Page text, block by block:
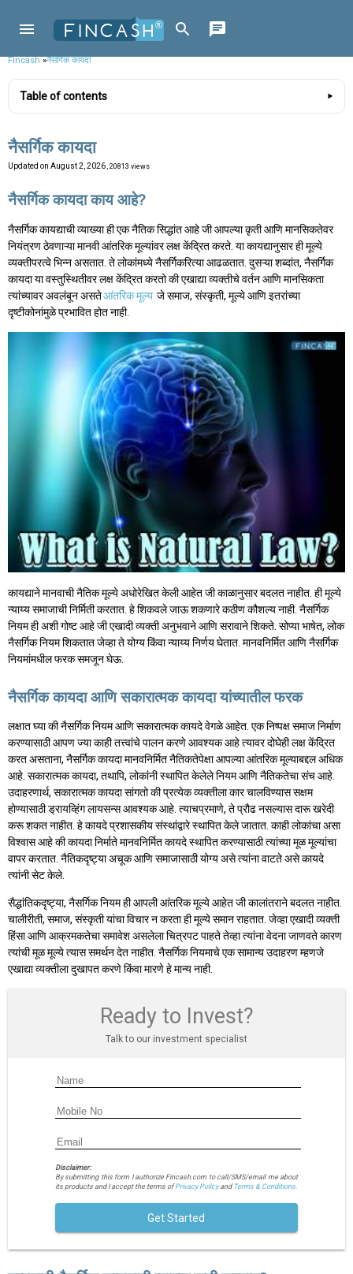
Fincash»नैसर्गिक कायदा
Table of contents
नैसर्गिक कायदा
Updated on August 2, 2026 , 20813 views
नैसर्गिक कायदा काय आहे?
नैसर्गिक कायद्याची व्याख्या ही एक नैतिक सिद्धांत आहे जी आपल्या कृती आणि मानसिकतेवर
नियंत्रण ठेवणाऱ्या मानवी आंतरिक मूल्यांवर लक्ष केंद्रित करते. या कायद्यानुसार ही मूल्ये
व्यक्तीपरत्वे भिन्न असतात. ते लोकांमध्ये नैसर्गिकरित्या आढळतात. दुसऱ्या शब्दांत, नैसर्गिक
कायदा या वस्तुस्थितीवर लक्ष केंद्रित करतो की एखाद्या व्यक्तीचे वर्तन आणि मानसिकता
त्यांच्यावर अवलंबून असतेआंतरिक मूल्य जे समाज, संस्कृती, मूल्ये आणि इतरांच्या
दृष्टीकोनांमुळे प्रभावित होत नाही.
कायद्याने मानवाची नैतिक मूल्ये अधोरेखित केली आहेत जी काळानुसार बदलत नाहीत. ही मूल्ये
न्याय्य समाजाची निर्मिती करतात. हे शिकवले जाऊ शकणारे कठीण कौशल्य नाही. नैसर्गिक
नियम ही अशी गोष्ट आहे जी एखादी व्यक्ती अनुभवाने आणि सरावाने शिकते. सोप्या भाषेत, लोक
नैसर्गिक नियम शिकतात जेव्हा ते योग्य किंवा न्याय्य निर्णय घेतात. मानवनिर्मित आणि नैसर्गिक
नियमांमधील फरक समजून घेऊ.
नैसर्गिक कायदा आणि सकारात्मक कायदा यांच्यातील फरक
लक्षात घ्या की नैसर्गिक नियम आणि सकारात्मक कायदे वेगळे आहेत. एक निष्पक्ष समाज निर्माण
करण्यासाठी आपण ज्या काही तत्त्वांचे पालन करणे आवश्यक आहे त्यावर दोघेही लक्ष केंद्रित
करत असताना, नैसर्गिक कायदा मानवनिर्मित नैतिकतेपेक्षा आपल्या आंतरिक मूल्याबद्दल अधिक
आहे. सकारात्मक कायदा, तथापि, लोकांनी स्थापित केलेले नियम आणि नैतिकतेचा संच आहे.
उदाहरणार्थ, सकारात्मक कायदा सांगतो की प्रत्येक व्यक्तीला कार चालविण्यास सक्षम
होण्यासाठी ड्रायव्हिंग लायसन्स आवश्यक आहे. त्याचप्रमाणे, ते प्रौढ नसल्यास दारू खरेदी
करू शकत नाहीत. हे कायदे प्रशासकीय संस्थांद्वारे स्थापित केले जातात. काही लोकांचा असा
विश्वास आहे की कायदा निर्माते मानवनिर्मित कायदे स्थापित करण्यासाठी त्यांच्या मूळ मूल्यांचा
वापर करतात. नैतिकदृष्ट्या अचूक आणि समाजासाठी योग्य असे त्यांना वाटते असे कायदे
त्यांनी सेट केले.
सैद्धांतिकदृष्ट्या, नैसर्गिक नियम ही आपली आंतरिक मूल्ये आहेत जी कालांतराने बदलत नाहीत.
चालीरीती, समाज, संस्कृती यांचा विचार न करता ही मूल्ये समान राहतात. जेव्हा एखादी व्यक्ती
हिंसा आणि आक्रमकतेचा समावेश असलेला चित्रपट पाहते तेव्हा त्यांना वेदना जाणवते कारण
त्यांची मूळ मूल्ये त्यास समर्थन देत नाहीत. नैसर्गिक नियमाचे एक सामान्य उदाहरण म्हणजे
एखाद्या व्यक्तीला दुखापत करणे किंवा मारणे हे मान्य नाही.
Ready to Invest?
Talk to our investment specialist
Disclaimer:
By submitting this form I authorize Fincash.com to call/SMS/email me about
its products and I accept the terms ofPrivacy Policyand Terms & Conditions.
Get Started